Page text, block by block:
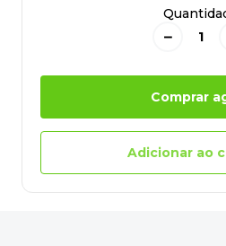
－
Comprar
Adicionar ao